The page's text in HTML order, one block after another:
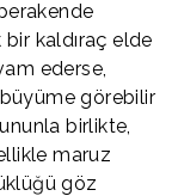
bir kaldıraç elde
ederse,
görebilir
birlikte,
maruz
göz